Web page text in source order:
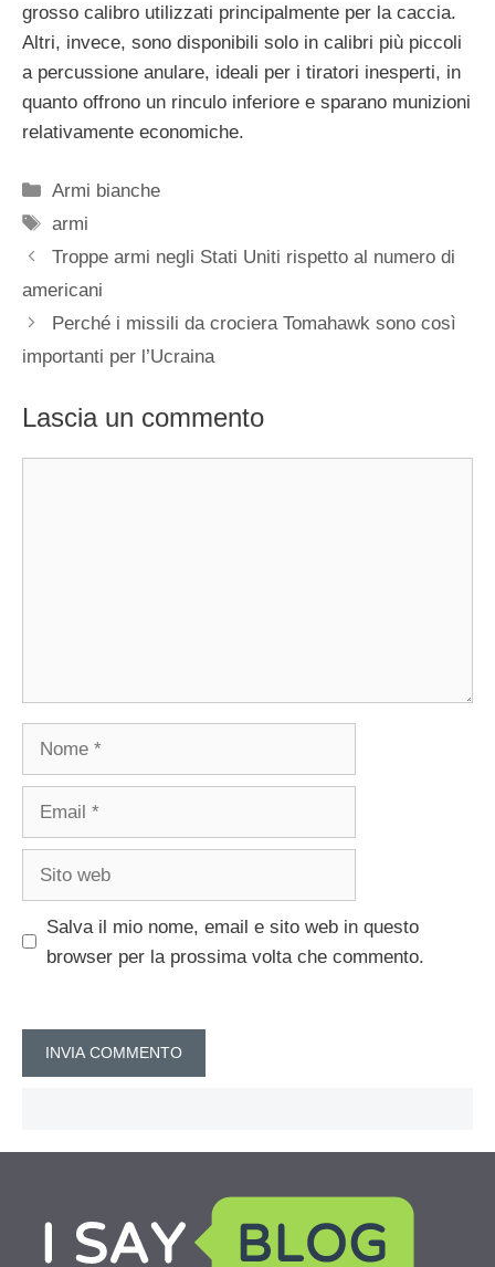
grosso calibro utilizzati principalmente per la caccia.
Altri, invece, sono disponibili solo in calibri più piccoli
a percussione anulare, ideali per i tiratori inesperti, in
quanto offrono un rinculo inferiore e sparano munizioni
relativamente economiche.
Categorie
Armi bianche
Tag
armi
Troppe armi negli Stati Uniti rispetto al numero di
americani
Perché i missili da crociera Tomahawk sono così
importanti per l’Ucraina
Lascia un commento
Salva il mio nome, email e sito web in questo
browser per la prossima volta che commento.